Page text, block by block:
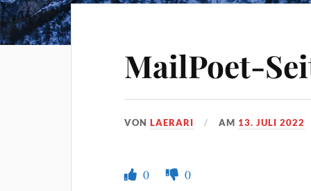
MailPoet-
VONLAERARI AM 13. JULI 2022
0 0